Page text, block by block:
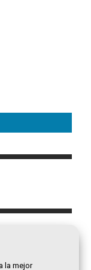
la mejor